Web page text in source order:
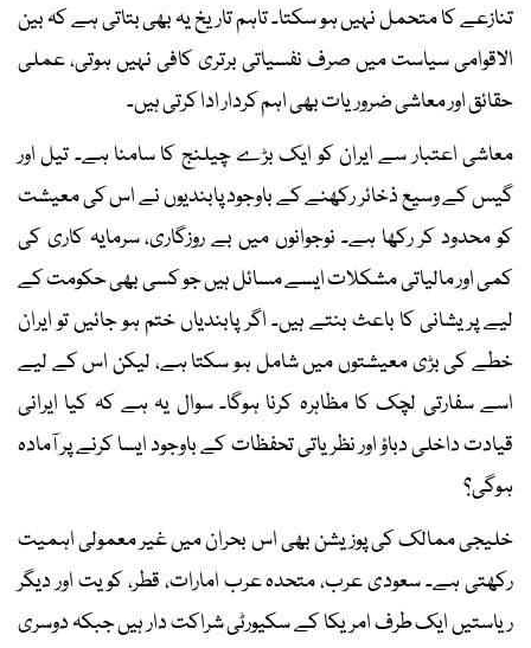
تنازعے کا متحمل نہیں ہو سکتا۔ تاہم تاریخ یہ بھی بتاتی ہے کہ بین
الاقوامی سیاست میں صرف نفسیاتی برتری کافی نہیں ہوتی، عملی
حقائق اور معاشی ضروریات بھی اہم کردار ادا کرتی ہیں۔
معاشی اعتبار سے ایران کو ایک بڑے چیلنج کا سامنا ہے۔ تیل اور
گیس کے وسیع ذخائر رکھنے کے باوجود پابندیوں نے اس کی معیشت
کو محدود کر رکھا ہے۔ نوجوانوں میں بے روزگاری، سرمایہ کاری کی
کمی اور مالیاتی مشکلات ایسے مسائل ہیں جو کسی بھی حکومت کے
لیے پریشانی کا باعث بنتے ہیں۔ اگر پابندیاں ختم ہو جائیں تو ایران
خطے کی بڑی معیشتوں میں شامل ہو سکتا ہے، لیکن اس کے لیے
اسے سفارتی لچک کا مظاہرہ کرنا ہوگا۔ سوال یہ ہے کہ کیا ایرانی
قیادت داخلی دباؤ اور نظریاتی تحفظات کے باوجود ایسا کرنے پر آمادہ
ہوگی؟
خلیجی ممالک کی پوزیشن بھی اس بحران میں غیر معمولی اہمیت
رکھتی ہے۔ سعودی عرب، متحدہ عرب امارات، قطر، کویت اور دیگر
ریاستیں ایک طرف امریکا کے سکیورٹی شراکت دار ہیں جبکہ دوسری